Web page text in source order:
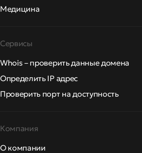
Медицина
Сервисы
Whois – проверить данные домена
Определить IP адрес
Проверить порт на доступность
Компания
О компании